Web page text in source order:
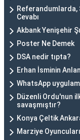
Referandumlarda,
Cevabı
Akbank Yenişehir
Poster Ne Demek
DSA nedir tıpta?
Erhan İsminin
WhatsApp
Düzenli Ordu'nun
savaşmıştır?
Konya Çeltik
Marziye